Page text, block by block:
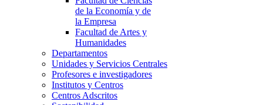
de la Economía y de
la Empresa
Facultad de Artes y
Humanidades
Departamentos
Unidades y Servicios Centrales
Profesores e investigadores
Institutos y Centros
Centros Adscritos